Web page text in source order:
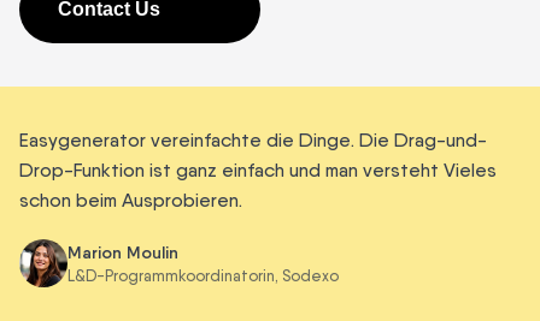
Easygenerator vereinfachte die Dinge. Die Drag-und-
Drop-Funktion ist ganz einfach und man versteht Vieles
schon beim Ausprobieren.
Marion Moulin
L&D-Programmkoordinatorin, Sodexo